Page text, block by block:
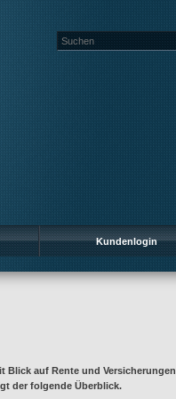
Kundenlogin
Blick auf Rente und Versicherungen
der folgende Überblick.